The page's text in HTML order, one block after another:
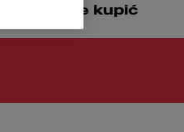
gdzie kupić